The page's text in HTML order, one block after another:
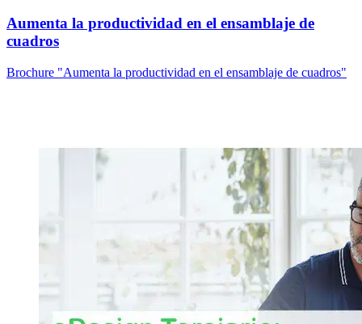
Aumenta la productividad en el ensamblaje de
cuadros
Brochure "Aumenta la productividad en el ensamblaje de cuadros"